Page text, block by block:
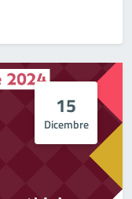
15
Dicembre